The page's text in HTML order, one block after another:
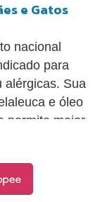
e Gatos
nacional
para
alérgicas. Sua
e óleo
permite maior
limpeza
pelagem,
alguns